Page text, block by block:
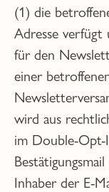
(1) die
Adresse verfügt
für den
einer
wird aus
im Double-Opt-
Inhaber der E-